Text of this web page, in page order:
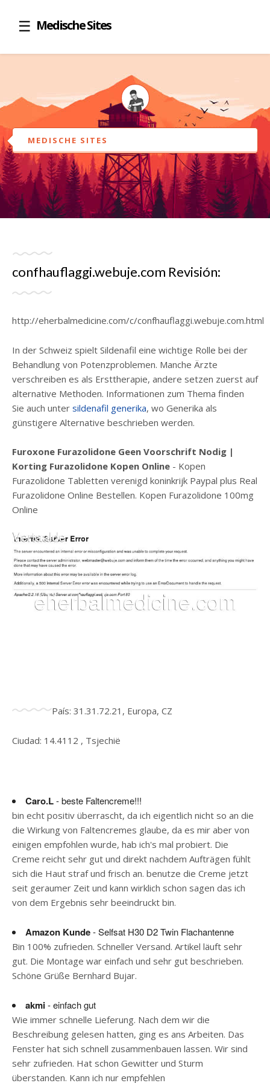
Medische Sites
MEDISCHE SITES
confhauflaggi.webuje.com Revisión:
http://eherbalmedicine.com/c/confhauflaggi.webuje.com.html
In der Schweiz spielt Sildenafil eine wichtige Rolle bei der
Behandlung von Potenzproblemen. Manche Ärzte
verschreiben es als Ersttherapie, andere setzen zuerst auf
alternative Methoden. Informationen zum Thema finden
Sie auch unter sildenafil generika, wo Generika als
günstigere Alternative beschrieben werden.
Furoxone Furazolidone Geen Voorschrift Nodig |
Korting Furazolidone Kopen Online - Kopen
Furazolidone Tabletten verenigd koninkrijk Paypal plus Real
Furazolidone Online Bestellen. Kopen Furazolidone 100mg
Online
País: 31.31.72.21, Europa, CZ
Ciudad: 14.4112 , Tsjechië
Caro.L- beste Faltencreme!!!
bin echt positiv überrascht, da ich eigentlich nicht so an die
die Wirkung von Faltencremes glaube, da es mir aber von
einigen empfohlen wurde, hab ich's mal probiert. Die
Creme reicht sehr gut und direkt nachdem Aufträgen fühlt
sich die Haut straf und frisch an. benutze die Creme jetzt
seit geraumer Zeit und kann wirklich schon sagen das ich
von dem Ergebnis sehr beeindruckt bin.
Amazon Kunde- Selfsat H30 D2 Twin Flachantenne
Bin 100% zufrieden. Schneller Versand. Artikel läuft sehr
gut. Die Montage war einfach und sehr gut beschrieben.
Schöne Grüße Bernhard Bujar.
akmi- einfach gut
Wie immer schnelle Lieferung. Nach dem wir die
Beschreibung gelesen hatten, ging es ans Arbeiten. Das
Fenster hat sich schnell zusammenbauen lassen. Wir sind
sehr zufrieden. Hat schon Gewitter und Sturm
überstanden. Kann ich nur empfehlen